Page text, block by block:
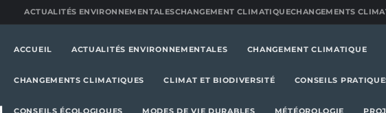
ACTUALITÉS ENVIRONNEMENTALESCHANGEMENT CLIMATIQUECHANGEMENTS
ACCUEIL ACTUALITÉS ENVIRONNEMENTALES CHANGEMENT CLIMATIQUE
CHANGEMENTS CLIMATIQUES CLIMAT ET BIODIVERSITÉ CONSEILS
CONSEILS ÉCOLOGIQUES MODES DE VIE DURABLES MÉTÉOROLOGIE